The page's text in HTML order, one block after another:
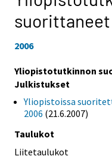
suorittaneet
2006
Yliopistotutkinnon
Julkistukset
Yliopistoissa
2006 (21.6.2007)
Taulukot
Liitetaulukot